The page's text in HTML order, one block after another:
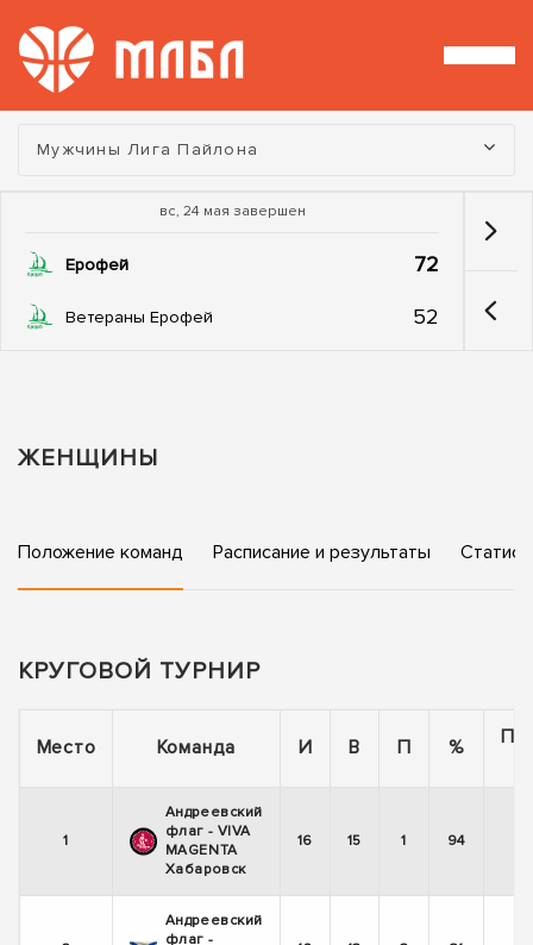
Турнир:
Мужчины Лига Пайлона
вс, 24 мая завершен
Ерофей 72
Ветераны Ерофей 52
ЖЕНЩИНЫ
Положение команд Расписание и результаты
КРУГОВОЙ ТУРНИР
Место Команда И В П %
1
Андреевский
флаг - VIVA
MAGENTA
Хабаровск
16 15 1 94
Андреевский
флаг -